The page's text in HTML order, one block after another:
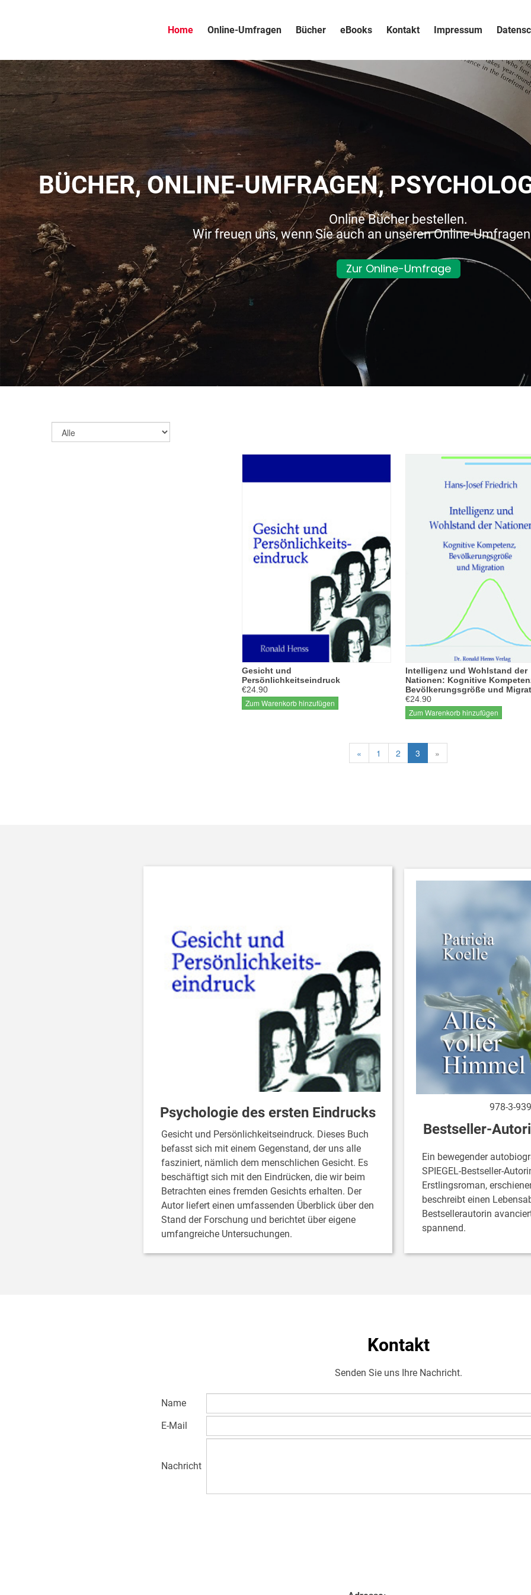
Home Online-Umfragen Bücher eBooks Kontakt Impressum
BÜCHER, ONLINE-UMFRAGEN,
Online Bücher bestellen.
Wir freuen uns, wenn Sie auch an unseren Online-
Zur Online-Umfrage
Gesicht und
Persönlichkeitseindruck
€24.90
Zum Warenkorb hinzufügen
Intelligenz und Wohlstand der
Nationen: Kognitive
Bevölkerungsgröße und
€24.90
Zum Warenkorb hinzufügen
« 1 2 3 »
Psychologie des ersten Eindrucks
Gesicht und Persönlichkeitseindruck. Dieses Buch
befasst sich mit einem Gegenstand, der uns alle
fasziniert, nämlich dem menschlichen Gesicht. Es
beschäftigt sich mit den Eindrücken, die wir beim
Betrachten eines fremden Gesichts erhalten. Der
Autor liefert einen umfassenden Überblick über den
Stand der Forschung und berichtet über eigene
umfangreiche Untersuchungen.
978-3-
Bestseller-
Ein bewegender
SPIEGEL-Bestseller-
Erstlingsroman,
beschreibt einen
Bestsellerautorin
spannend.
Kontakt
Senden Sie uns Ihre Nachricht.
Name
E-Mail
Nachricht